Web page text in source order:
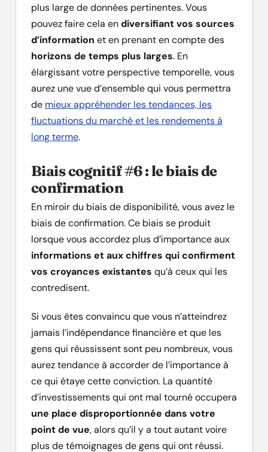
plus large de données pertinentes. Vous
pouvez faire cela endiversifiant vos sources
d’information et en prenant en compte des
horizons de temps plus larges. En
élargissant votre perspective temporelle, vous
aurez une vue d’ensemble qui vous permettra
de mieux appréhender les tendances, les
fluctuations du marché et les rendements à
long terme.
Biais cognitif #6 : le biais de
confirmation
En miroir du biais de disponibilité, vous avez le
biais de confirmation. Ce biais se produit
lorsque vous accordez plus d’importance aux
informations et aux chiffres qui confirment
vos croyances existantes qu’à ceux qui les
contredisent.
Si vous êtes convaincu que vous n’atteindrez
jamais l’indépendance financière et que les
gens qui réussissent sont peu nombreux, vous
aurez tendance à accorder de l’importance à
ce qui étaye cette conviction. La quantité
d’investissements qui ont mal tourné occupera
une place disproportionnée dans votre
point de vue, alors qu’il y a tout autant voire
plus de témoignages de gens qui ont réussi.